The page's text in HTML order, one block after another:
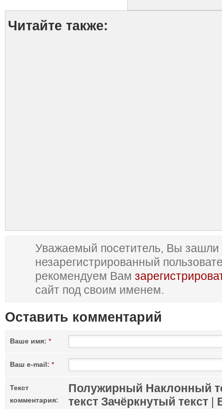
Читайте также:
Уважаемый посетитель, Вы зашли
незарегистрированный
рекомендуем Вам
сайт под своим именем.
Оставить комментарий
Ваше имя: *
Ваш e-mail: *
Текст
комментария:
Полужирный Наклонный
текст Зачёркнутый текст |